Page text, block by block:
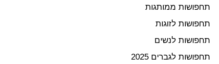
תחפושות ממותגות
תחפושות לזוגות
תחפושות לנשים
תחפושות לגברים 2025